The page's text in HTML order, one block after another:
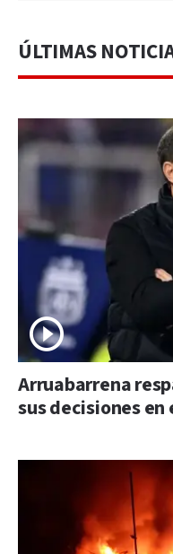
ÚLTIMAS
Arruabarrena
sus decisiones